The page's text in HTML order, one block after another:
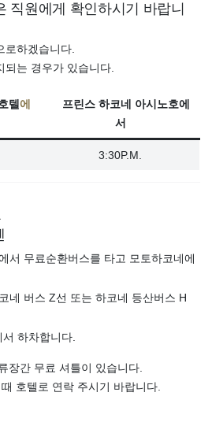
직원에게 확인하시기 바랍니
하겠습니다.
는 경우가 있습니다.
텔에
프린스 하코네 아시노호에
서
3:30P.M.
서 무료순환버스를 타고 모토하코네에
네 버스 Z선 또는 하코네 등산버스 H
하차합니다.
장간 무료 셔틀이 있습니다.
호텔로 연락 주시기 바랍니다.